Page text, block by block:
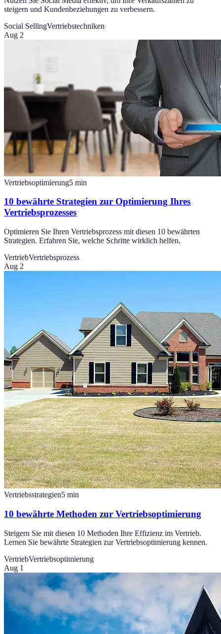
steigern und Kundenbeziehungen zu verbessern.
Social SellingVertriebstechniken
Aug 2
Vertriebsoptimierung5 min
10 bewährte Strategien zur Optimierung Ihres
Vertriebsprozesses
Optimieren Sie Ihren Vertriebsprozess mit diesen 10 bewährten
Strategien. Erfahren Sie, welche Schritte wirklich helfen.
VertriebVertriebsprozess
Aug 2
Vertriebsstrategien5 min
10 bewährte Methoden zur Vertriebsoptimierung
Steigern Sie mit diesen 10 Methoden Ihre Effizienz im Vertrieb.
Lernen Sie bewährte Strategien zur Vertriebsoptimierung kennen.
VertriebVertriebsoptimierung
Aug 1